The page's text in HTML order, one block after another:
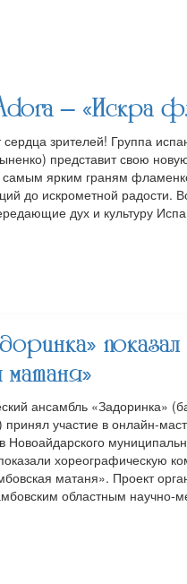
– «Искра
зрителей! Группа
представит свою
ярким граням
до искрометной радости.
дух и культуру
показал
матаня»
ансамбль «Задоринка»
участие в онлайн-
хореографическую
матаня». Проект
областным научно-